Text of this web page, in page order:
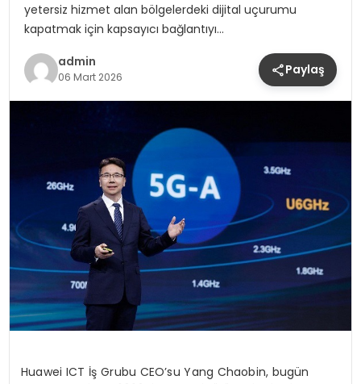
yetersiz hizmet alan bölgelerdeki dijital uçurumu
kapatmak için kapsayıcı bağlantıyı…
admin
06 Mart 2026 Paylaş
Huawei ICT İş Grubu CEO’su Yang Chaobin, bugün